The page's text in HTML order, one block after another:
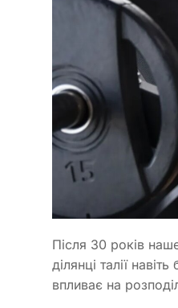
Після 30 років
ділянці талії
впливає на